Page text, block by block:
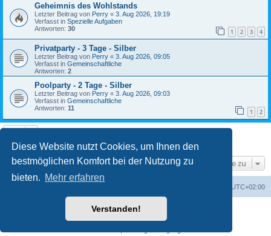
Diese Website nutzt Cookies, um Ihnen den
bestmöglichen Komfort bei der Nutzung zu
bieten. Mehr erfahren
Verstanden!
Geheimnis des Wohlstands
Letzter Beitrag von Perry « 3. Aug 2026, 19:19
Verfasst in Spezielle Aufgaben
Antworten: 30 1 2 3 4
Privatparty - 3 Tage - Silber
Letzter Beitrag von Perry « 3. Aug 2026, 09:05
Verfasst in Gemeinschaftliche
Antworten: 2
Poolparty - 2 Tage - Silber
Letzter Beitrag von Perry « 3. Aug 2026, 09:03
Verfasst in Gemeinschaftliche
Antworten: 11 1 2
Die Suche ergab 21 Treffer • Seite1 von 1
Gehe zu
UTC+02:00
Powered byphpBB® Forum Software © phpBB Limited
phpBB.de